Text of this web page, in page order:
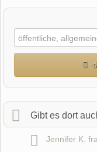
Name
Gibt es dort
Jennifer K.